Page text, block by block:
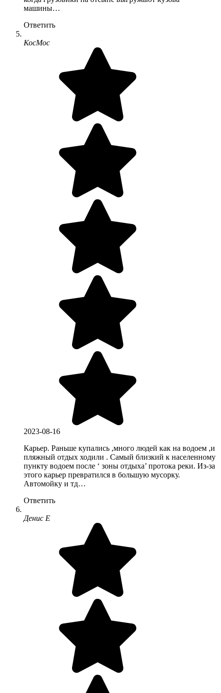
машины…
Ответить
КосМос
2023-08-16
Карьер. Раньше купались ,много людей как на водоем ,и
пляжный отдых ходили . Самый близкий к населенному
пункту водоем после ‘ зоны отдыха’ протока реки. Из-за
этого карьер превратился в большую мусорку.
Автомойку и тд…
Ответить
Денис Е